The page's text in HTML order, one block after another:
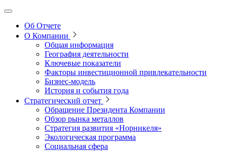
Об Отчете
О Компании
Общая информация
География деятельности
Ключевые показатели
Факторы инвестиционной привлекательности
Бизнес-модель
История и события года
Стратегический отчет
Обращение Президента Компании
Обзор рынка металлов
Стратегия развития «Норникеля»
Экологическая программа
Социальная сфера